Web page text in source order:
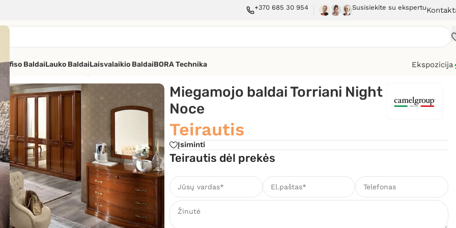
+370 685 30 954 Susisiekite su ekspertu
Ofiso BaldaiLauko BaldaiLaisvalaikio BaldaiBORA Technika
Ekspozicija
Miegamojo baldai Torriani Night
Noce
Teirautis
Įsiminti
Teirautis dėl prekės